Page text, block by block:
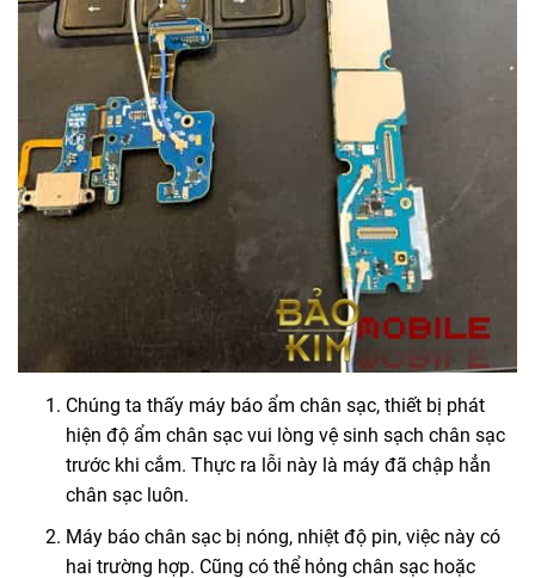
Chúng ta thấy máy báo ẩm chân sạc, thiết bị phát
hiện độ ẩm chân sạc vui lòng vệ sinh sạch chân sạc
trước khi cắm. Thực ra lỗi này là máy đã chập hẳn
chân sạc luôn.
Máy báo chân sạc bị nóng, nhiệt độ pin, việc này có
hai trường hợp. Cũng có thể hỏng chân sạc hoặc